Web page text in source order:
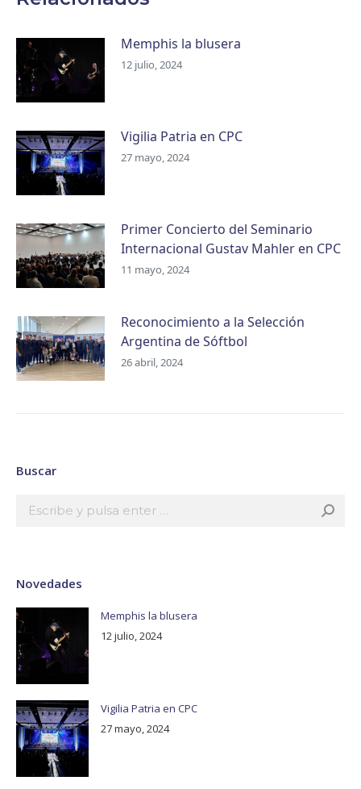
Memphis la blusera
12 julio, 2024
Vigilia Patria en CPC
27 mayo, 2024
Primer Concierto del Seminario
Internacional Gustav Mahler en CPC
11 mayo, 2024
Reconocimiento a la Selección
Argentina de Sóftbol
26 abril, 2024
Buscar
Novedades
Memphis la blusera
12 julio, 2024
Vigilia Patria en CPC
27 mayo, 2024